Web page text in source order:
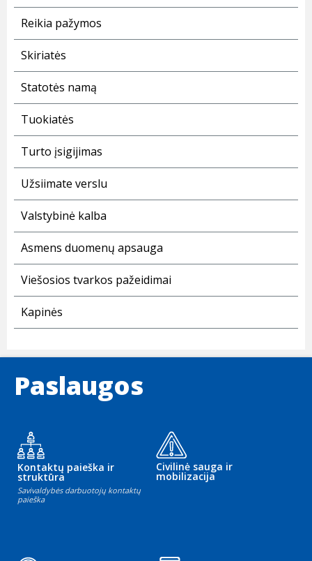
Reikia pažymos
Skiriatės
Statotės namą
Tuokiatės
Turto įsigijimas
Užsiimate verslu
Valstybinė kalba
Asmens duomenų apsauga
Viešosios tvarkos pažeidimai
Kapinės
Paslaugos
Kontaktų paieška ir
struktūra
Savivaldybės darbuotojų kontaktų
paieška
Civilinė sauga ir
mobilizacija